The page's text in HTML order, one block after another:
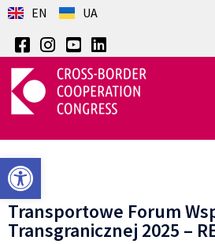
Otwórz pasek narzędzi
EN UA
Transportowe Forum
Transgranicznej 2025 –